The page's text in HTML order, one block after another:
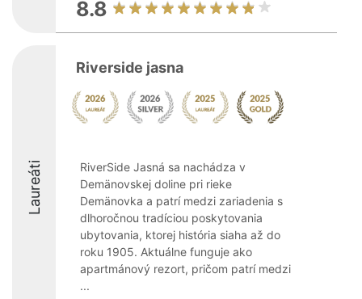
8.8
Laureáti
Riverside jasna
RiverSide Jasná sa nachádza v
Demänovskej doline pri rieke
Demänovka a patrí medzi zariadenia s
dlhoročnou tradíciou poskytovania
ubytovania, ktorej história siaha až do
roku 1905. Aktuálne funguje ako
apartmánový rezort, pričom patrí medzi
...